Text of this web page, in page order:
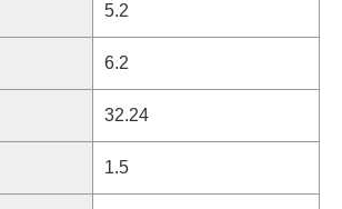
5.2
6.2
32.24
1.5